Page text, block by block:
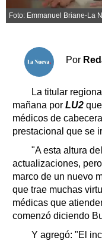
Cartón Lleno
Clasificados
Horóscopo
Servicios
Foto: Emmanuel Briane-La
Por
La titular
mañana por LU2
médicos de
prestacional que se
"A esta altura
actualizaciones,
marco de un nuevo
que trae muchas
médicas que
comenzó diciendo
Y agregó: "El